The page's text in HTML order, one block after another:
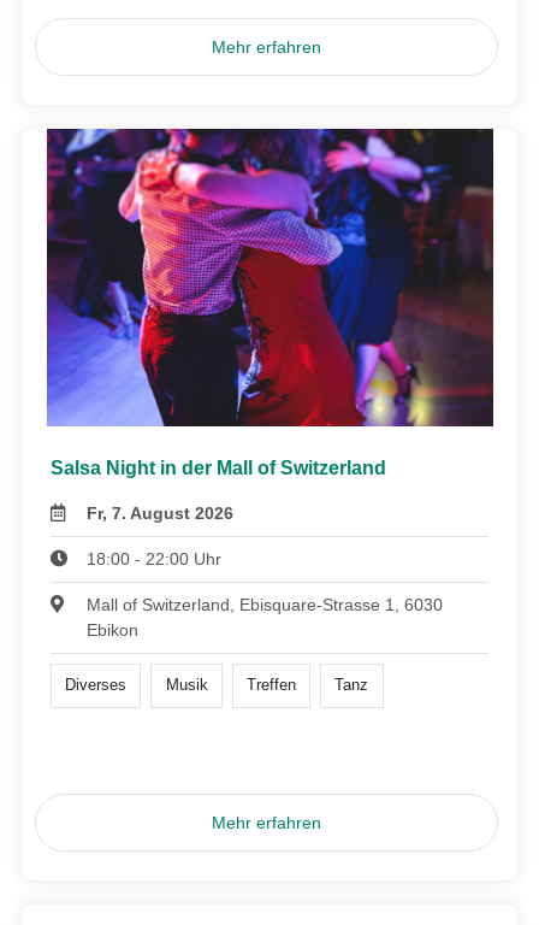
Mehr erfahren
Salsa Night in der Mall of Switzerland
Fr, 7. August 2026
18:00 - 22:00 Uhr
Mall of Switzerland, Ebisquare-Strasse 1, 6030
Ebikon
Diverses Musik Treffen Tanz
Mehr erfahren